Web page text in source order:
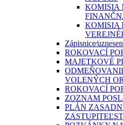
KOMISIA
KOMISIA
ROKOVACÍ
MAJETKOVÉ
VOLENÝCH
ROKOVACÍ
ZOZNAM
PLÁN